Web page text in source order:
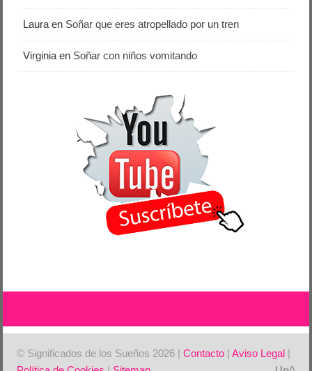
Laura en Soñar que eres atropellado por un tren
Virginia en Soñar con niños vomitando
© Significados de los Sueños 2026 |Contacto |Aviso Legal |